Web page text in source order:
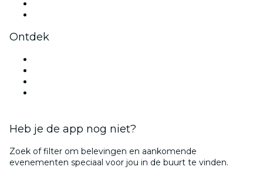
Ontdek
Heb je de app nog niet?
Zoek of filter om belevingen en aankomende
evenementen speciaal voor jou in de buurt te vinden.